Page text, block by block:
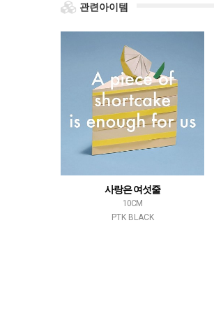
관련아이템
사랑은 여섯줄
10CM
PTK BLACK